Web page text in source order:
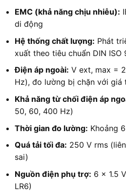
EMC (khả năng chịu nhiễu):
di động
Hệ thống chất lượng: Phát
xuất theo tiêu chuẩn DIN ISO
Điện áp ngoài: V ext, max =
Hz), đo lường bị chặn với giá
Khả năng từ chối điện áp
50, 60, 400 Hz)
Thời gian đo lường: Khoảng
Quá tải tối đa: 250 V rms
sai)
Nguồn điện phụ trợ: 6 x 1.5
LR6)